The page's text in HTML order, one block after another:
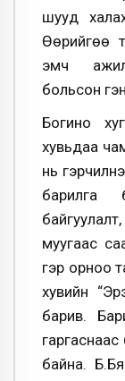
шууд халах
Өөрийгөө
эмч
больсон
Богино
хувьдаа
нь
барилга
муугаас
гэр орноо
хувийн
барив.
байна.